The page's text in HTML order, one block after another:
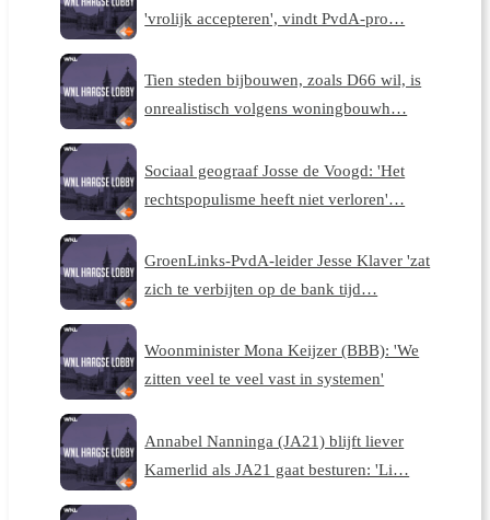
'vrolijk accepteren', vindt PvdA-pro…
Tien steden bijbouwen, zoals D66 wil, is
onrealistisch volgens woningbouwh…
Sociaal geograaf Josse de Voogd: 'Het
rechtspopulisme heeft niet verloren'…
GroenLinks-PvdA-leider Jesse Klaver 'zat
zich te verbijten op de bank tijd…
Woonminister Mona Keijzer (BBB): 'We
zitten veel te veel vast in systemen'
Annabel Nanninga (JA21) blijft liever
Kamerlid als JA21 gaat besturen: 'Li…